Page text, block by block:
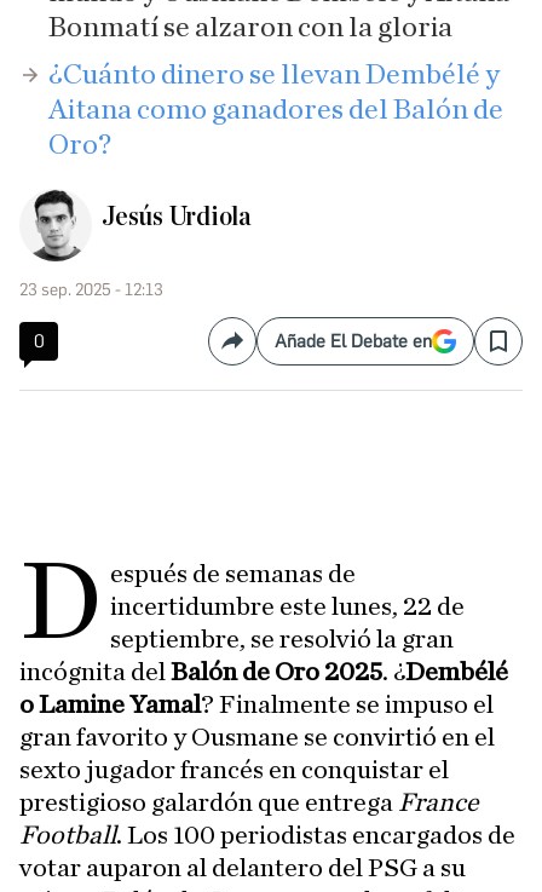
Bonmatí se alzaron con la gloria
¿Cuánto dinero se llevan Dembélé y
Aitana como ganadores del Balón de
Oro?
Jesús Urdiola
23 sep. 2025 - 12:13
0 CompartirAñade El Debate en Save
D espués de semanas de
incertidumbre este lunes, 22 de
septiembre, se resolvió la gran
incógnita del Balón de Oro 2025. ¿Dembélé
o Lamine Yamal? Finalmente se impuso el
gran favorito y Ousmane se convirtió en el
sexto jugador francés en conquistar el
prestigioso galardón que entrega France
Football. Los 100 periodistas encargados de
votar auparon al delantero del PSG a su